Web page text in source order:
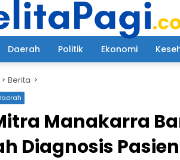
Daerah Politik Ekonomi
Berita
Manakarra
Diagnosis